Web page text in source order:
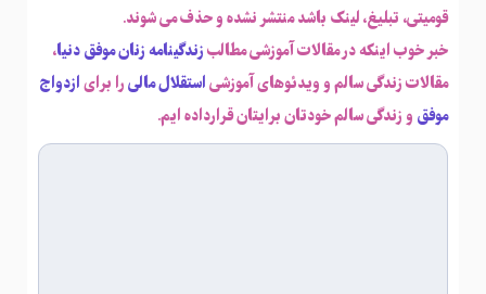
قومیتی، تبلیغ، لینک باشد منتشر نشده و حذف می شوند.
خبر خوب اینکه در مقالات آموزشی مطالبزندگینامه زنان موفق دنیا،
مقالات زندگی سالم و ویدئوهای آموزشیاستقلال مالیرا برایازدواج
موفق و زندگی سالم خودتان برایتان قرارداده ایم.